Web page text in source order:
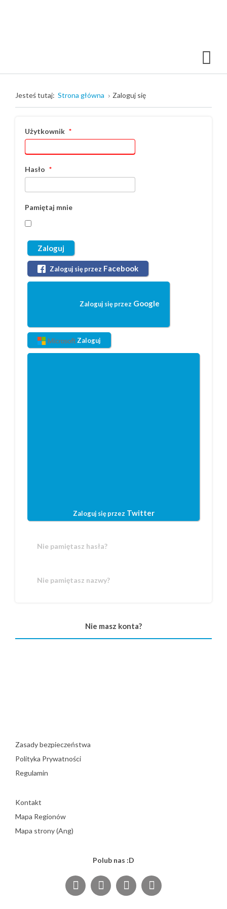
Jesteś tutaj: Strona główna Zaloguj się
Użytkownik *
Hasło *
Pamiętaj mnie
Zaloguj
Zaloguj się przez Facebook
Zaloguj się przez Google
Zaloguj
Zaloguj się przez Twitter
Nie pamiętasz hasła?
Nie pamiętasz nazwy?
Nie masz konta?
Zasady bezpieczeństwa
Polityka Prywatności
Regulamin
Kontakt
Mapa Regionów
Mapa strony (Ang)
Polub nas :D